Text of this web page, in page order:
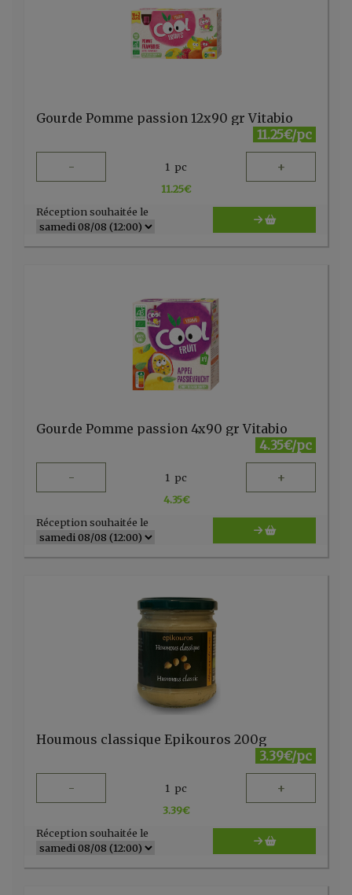
Gourde Pomme passion 12x90 gr Vitabio
11.25€/pc
- 1 pc +
11.25€
Réception souhaitée le
Gourde Pomme passion 4x90 gr Vitabio
4.35€/pc
- 1 pc +
4.35€
Réception souhaitée le
Houmous classique Epikouros 200g
3.39€/pc
- 1 pc +
3.39€
Réception souhaitée le